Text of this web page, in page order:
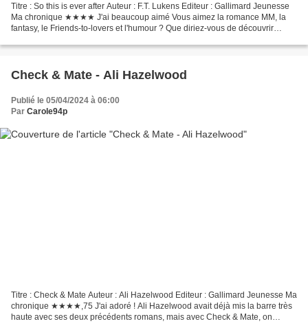
Titre : So this is ever after Auteur : F.T. Lukens Editeur : Gallimard Jeunesse
Ma chronique ★★★★ J'ai beaucoup aimé Vous aimez la romance MM, la
fantasy, le Friends-to-lovers et l'humour ? Que diriez-vous de découvrir
Check & Mate - Ali Hazelwood
Publié le 05/04/2024 à 06:00
Par Carole94p
Titre : Check & Mate Auteur : Ali Hazelwood Editeur : Gallimard Jeunesse Ma
chronique ★★★★,75 J'ai adoré ! Ali Hazelwood avait déjà mis la barre très
haute avec ses deux précédents romans, mais avec Check & Mate, on